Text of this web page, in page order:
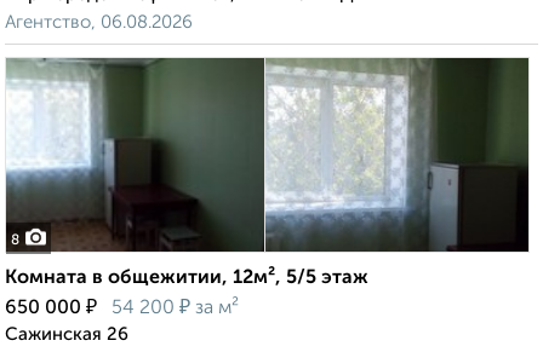
Агентство, 06.08.2026
8
Комната в общежитии, 12м², 5/5 этаж
650 000 ₽ 54 200 ₽ за м²
Сажинская 26